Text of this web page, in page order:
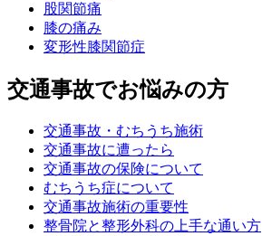
股関節痛
膝の痛み
変形性膝関節症
交通事故でお悩みの方
交通事故・むちうち施術
交通事故に遭ったら
交通事故の保険について
むちうち症について
交通事故施術の重要性
整骨院と整形外科の上手な通い方